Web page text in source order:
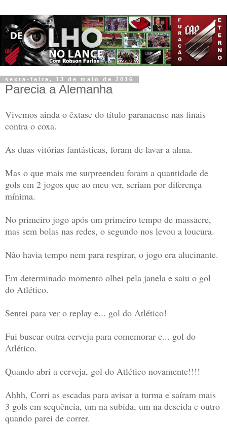
sexta-feira, 13 de maio de 2016
Parecia a Alemanha
Vivemos ainda o êxtase do título paranaense nas finais
contra o coxa.
As duas vitórias fantásticas, foram de lavar a alma.
Mas o que mais me surpreendeu foram a quantidade de
gols em 2 jogos que ao meu ver, seriam por diferença
mínima.
No primeiro jogo após um primeiro tempo de massacre,
mas sem bolas nas redes, o segundo nos levou a loucura.
Não havia tempo nem para respirar, o jogo era alucinante.
Em determinado momento olhei pela janela e saiu o gol
do Atlético.
Sentei para ver o replay e... gol do Atlético!
Fui buscar outra cerveja para comemorar e... gol do
Atlético.
Quando abri a cerveja, gol do Atlético novamente!!!!
Ahhh, Corri as escadas para avisar a turma e saíram mais
3 gols em sequência, um na subida, um na descida e outro
quando parei de correr.